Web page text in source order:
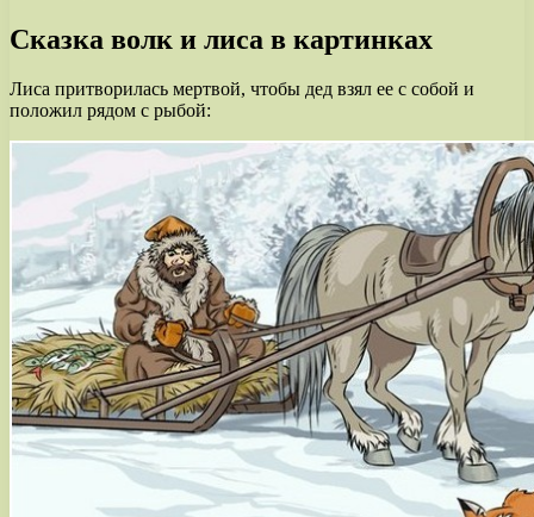
Сказка волк и лиса в картинках
Лиса притворилась мертвой, чтобы дед взял ее с собой и
положил рядом с рыбой: